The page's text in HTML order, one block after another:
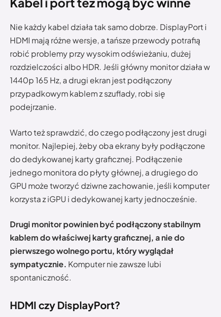
Nie każdy kabel działa tak samo dobrze. DisplayPort i
HDMI mają różne wersje, a tańsze przewody potrafią
robić problemy przy wysokim odświeżaniu, dużej
rozdzielczości albo HDR. Jeśli główny monitor działa w
1440p 165 Hz, a drugi ekran jest podłączony
przypadkowym kablem z szuflady, robi się
podejrzanie.
Warto też sprawdzić, do czego podłączony jest drugi
monitor. Najlepiej, żeby oba ekrany były podłączone
do dedykowanej karty graficznej. Podłączenie
jednego monitora do płyty głównej, a drugiego do
GPU może tworzyć dziwne zachowanie, jeśli komputer
korzysta z iGPU i dedykowanej karty jednocześnie.
Drugi monitor powinien być podłączony stabilnym
kablem do właściwej karty graficznej, a nie do
pierwszego wolnego portu, który wyglądał
sympatycznie. Komputer nie zawsze lubi
spontaniczność.
HDMI czy DisplayPort?